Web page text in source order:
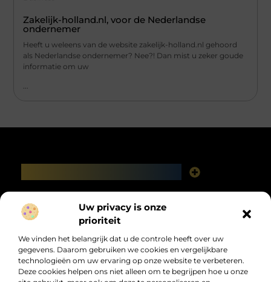
Uw privacy is onze
prioriteit
We vinden het belangrijk dat u de controle heeft over uw
gegevens. Daarom gebruiken we cookies en vergelijkbare
technologieën om uw ervaring op onze website te verbeteren.
Deze cookies helpen ons niet alleen om te begrijpen hoe u onze
Zakelijk-holland.nl, voor de Nederlandse
ondernemer
Heeft u weleens van de website zakelijk-holland.nl gehoord
als Nederlandse ondernemer? Nee?! Dan mist u zeker goude
informatie om uw
...